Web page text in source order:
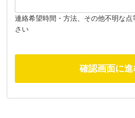
連絡希望時間・方法、その他不明な
さい